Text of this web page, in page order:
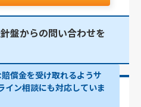
盤からの問い合わせを
賠償金を受け取れるようサ
ン相談にも対応していま